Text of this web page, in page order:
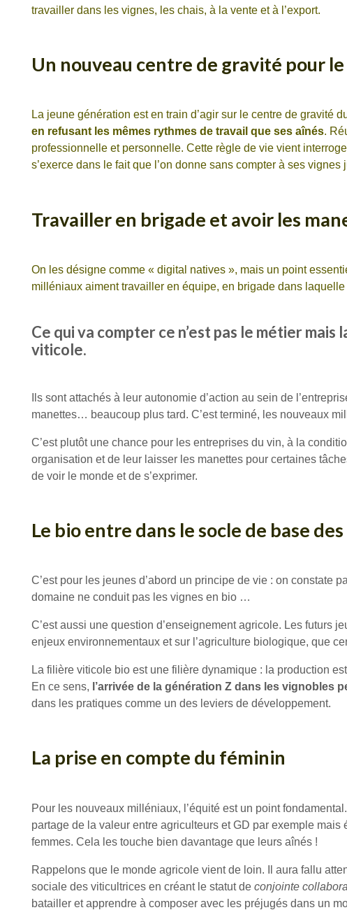
travailler dans les vignes, les chais, à la vente et à l’export.
Un nouveau centre de gravité pour
La jeune génération est en train d’agir sur le centre de gravité
en refusant les mêmes rythmes de travail que ses aînés.
professionnelle et personnelle. Cette règle de vie vient
s’exerce dans le fait que l’on donne sans compter à ses
Travailler en brigade et avoir les
On les désigne comme « digital natives », mais un point
milléniaux aiment travailler en équipe, en brigade dans
Ce qui va compter ce n’est pas le métier
viticole.
Ils sont attachés à leur autonomie d’action au sein de
manettes… beaucoup plus tard. C’est terminé, les nouveaux
C’est plutôt une chance pour les entreprises du vin, à la
organisation et de leur laisser les manettes pour certaines
de voir le monde et de s’exprimer.
Le bio entre dans le socle de base
C’est pour les jeunes d’abord un principe de vie : on constate
domaine ne conduit pas les vignes en bio …
C’est aussi une question d’enseignement agricole. Les futurs
enjeux environnementaux et sur l’agriculture biologique, que
La filière viticole bio est une filière dynamique : la production
En ce sens, l’arrivée de la génération Z dans les vignobles
dans les pratiques comme un des leviers de développement.
La prise en compte du féminin
Pour les nouveaux milléniaux, l’équité est un point
partage de la valeur entre agriculteurs et GD par exemple
femmes. Cela les touche bien davantage que leurs aînés !
Rappelons que le monde agricole vient de loin. Il aura fallu
sociale des viticultrices en créant le statut de conjointe
batailler et apprendre à composer avec les préjugés dans un